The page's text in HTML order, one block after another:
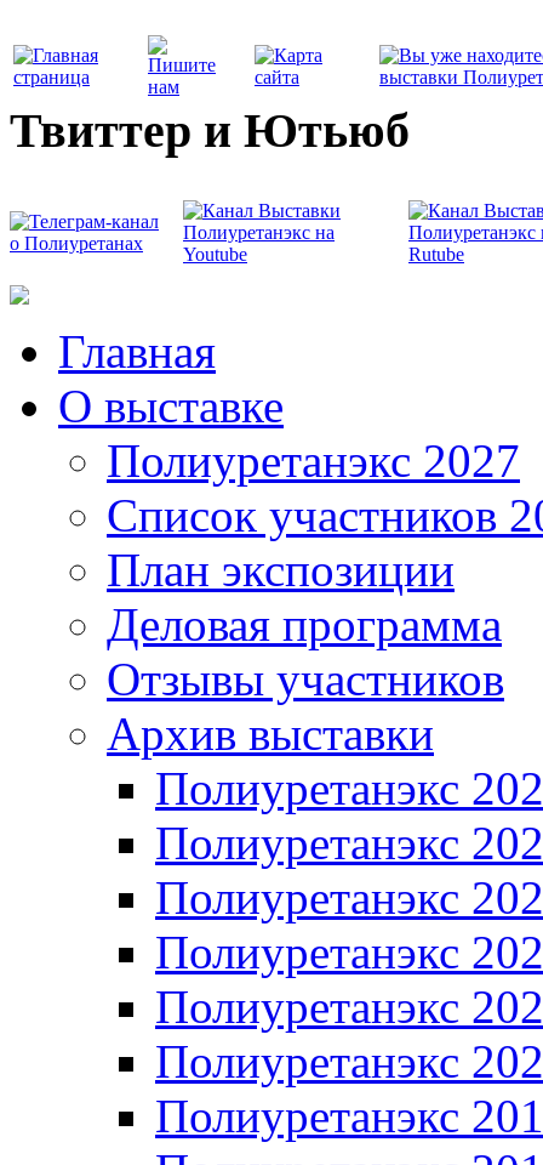
Твиттер и Ютьюб
Главная
О выставке
Полиуретанэкс 2027
Список участников
План экспозиции
Деловая программа
Отзывы участников
Архив выставки
Полиуретанэкс
Полиуретанэкс
Полиуретанэкс
Полиуретанэкс
Полиуретанэкс
Полиуретанэкс
Полиуретанэкс